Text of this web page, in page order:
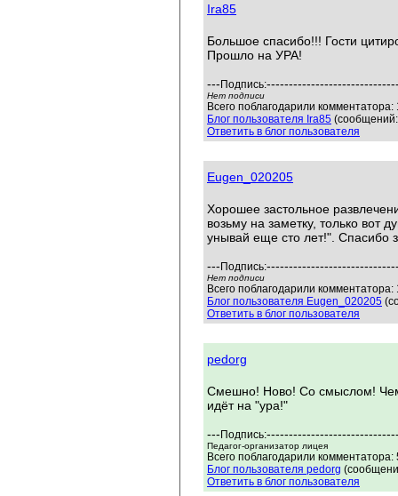
Ira85
Большое спасибо!!! Гости
Прошло на УРА!
--- Подпись:
Нет подписи
Всего поблагодарили
Блог пользователя Ira85
Ответить в блог пользователя
Eugen_020205
Хорошее застольное
возьму на заметку, только вот
унывай еще сто лет!". Спасибо
--- Подпись:
Нет подписи
Всего поблагодарили
Блог пользователя Eugen_020205
Ответить в блог пользователя
pedorg
Смешно! Ново! Со смыслом!
идёт на "ура!"
--- Подпись:
Педагог-организатор лицея
Всего поблагодарили
Блог пользователя pedorg
Ответить в блог пользователя